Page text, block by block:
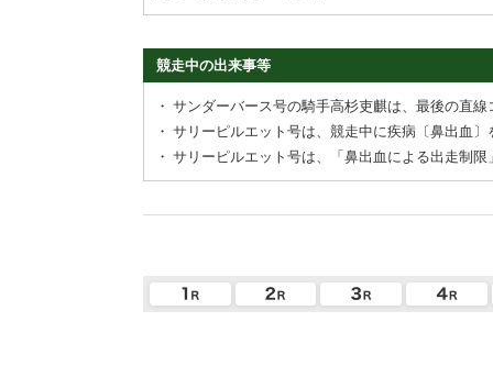
競走中の出来事等
・ サンダーバース号の騎手高杉吏麒は、最後の直
・ サリーピルエット号は、競走中に疾病〔鼻出血〕
・ サリーピルエット号は、「鼻出血による出走制